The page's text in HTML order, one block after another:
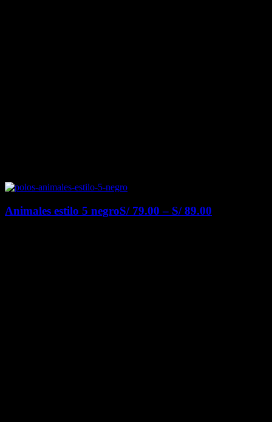
Animales estilo 5 negroS/79.00 – S/89.00